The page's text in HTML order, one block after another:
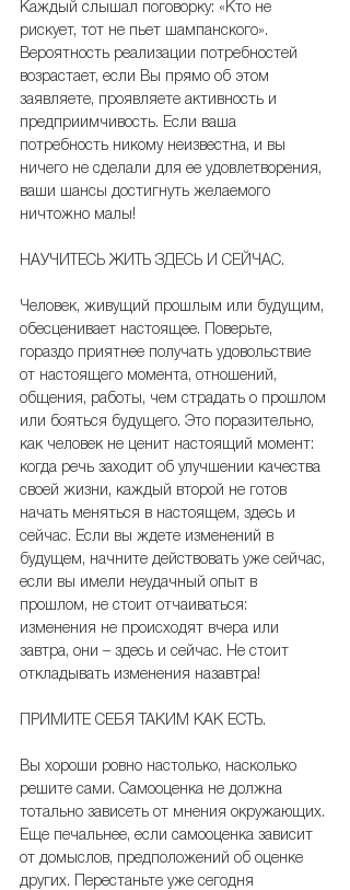
Каждый слышал поговорку: «Кто не
рискует, тот не пьет шампанского».
Вероятность реализации потребностей
возрастает, если Вы прямо об этом
заявляете, проявляете активность и
предприимчивость. Если ваша
потребность никому неизвестна, и вы
ничего не сделали для ее удовлетворения,
ваши шансы достигнуть желаемого
ничтожно малы!
НАУЧИТЕСЬ ЖИТЬ ЗДЕСЬ И СЕЙЧАС.
Человек, живущий прошлым или будущим,
обесценивает настоящее. Поверьте,
гораздо приятнее получать удовольствие
от настоящего момента, отношений,
общения, работы, чем страдать о прошлом
или бояться будущего. Это поразительно,
как человек не ценит настоящий момент:
когда речь заходит об улучшении качества
своей жизни, каждый второй не готов
начать меняться в настоящем, здесь и
сейчас. Если вы ждете изменений в
будущем, начните действовать уже сейчас,
если вы имели неудачный опыт в
прошлом, не стоит отчаиваться:
изменения не происходят вчера или
завтра, они – здесь и сейчас. Не стоит
откладывать изменения назавтра!
ПРИМИТЕ СЕБЯ ТАКИМ КАК ЕСТЬ.
Вы хороши ровно настолько, насколько
решите сами. Самооценка не должна
тотально зависеть от мнения окружающих.
Еще печальнее, если самооценка зависит
от домыслов, предположений об оценке
других. Перестаньте уже сегодня